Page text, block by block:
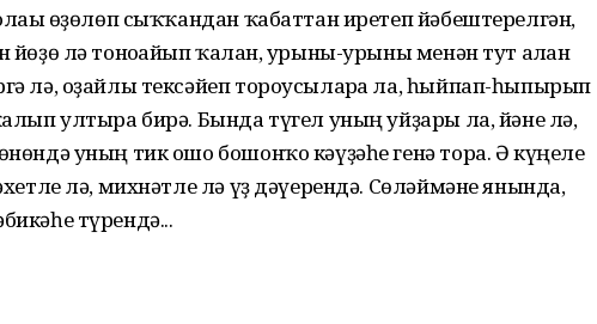
өҙөлөп сыҡҡандан ҡабаттан иретеп йәбештерелгән,
лә тоноғайып ҡалған, урыны-урыны менән тут алған
лә, оҙайлы тексәйеп тороусыларға ла, һыйпап-һыпырып
ултыра бирә. Бында түгел уның уйҙары ла, йәне лә,
уның тик ошо бошонҡо кәүҙәһе генә тора. Ә күңеле
лә, михнәтле лә үҙ дәүерендә. Сөләймәне янында,
түрендә...